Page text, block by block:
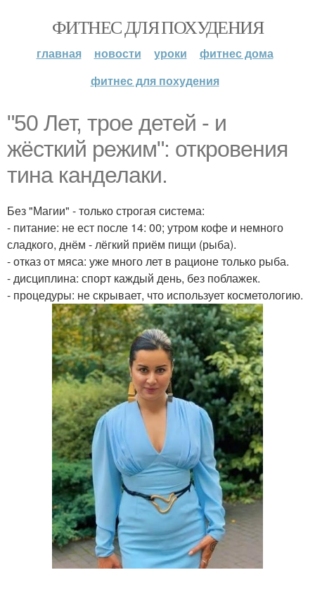
ФИТНЕС ДЛЯ ПОХУДЕНИЯ
главная новости уроки
фитнес дома
фитнес для похудения
"50 Лет, трое детей - и
жёсткий режим": откровения
тина канделаки.
Без "Магии" - только строгая система:
- питание: не ест после 14: 00; утром кофе и немного
сладкого, днём - лёгкий приём пищи (рыба).
- отказ от мяса: уже много лет в рационе только рыба.
- дисциплина: спорт каждый день, без поблажек.
- процедуры: не скрывает, что использует косметологию.